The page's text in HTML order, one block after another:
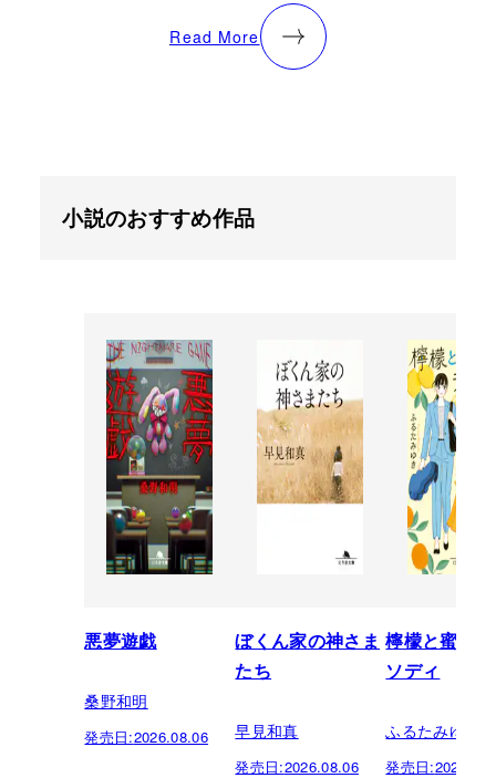
Read More
小説のおすすめ作品
悪夢遊戯
桑野和明
発売日:2026.08.06
ぼくん家の神さま
たち
早見和真
発売日:2026.08.06
檸檬と蜜柑
ソディ
ふるたみゆき
発売日: